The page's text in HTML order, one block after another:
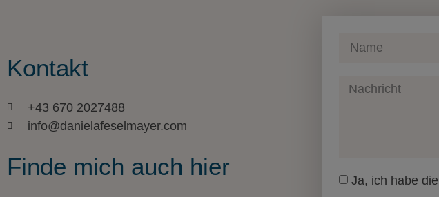
Kontakt
+43 670 2027488
info@danielafeselmayer.com
Finde mich auch hier
Ja, ich habe